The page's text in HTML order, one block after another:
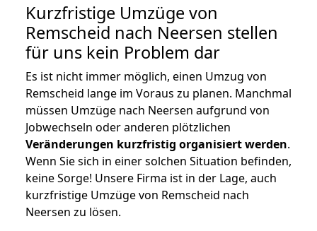
Kurzfristige Umzüge von
Remscheid nach Neersen stellen
für uns kein Problem dar
Es ist nicht immer möglich, einen Umzug von
Remscheid lange im Voraus zu planen. Manchmal
müssen Umzüge nach Neersen aufgrund von
Jobwechseln oder anderen plötzlichen
Veränderungen kurzfristig organisiert werden.
Wenn Sie sich in einer solchen Situation befinden,
keine Sorge! Unsere Firma ist in der Lage, auch
kurzfristige Umzüge von Remscheid nach
Neersen zu lösen.